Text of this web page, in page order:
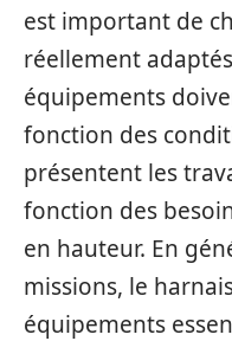
est important de
réellement
équipements
fonction des
présentent les
fonction des
en hauteur. En
missions, le
équipements